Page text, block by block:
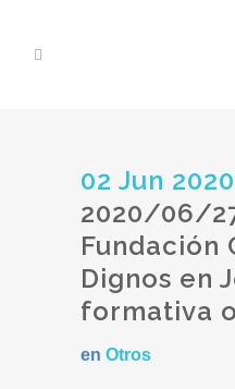
02 Jun 2020
2020/06/
Fundación
Dignos en
formativa
en Otros